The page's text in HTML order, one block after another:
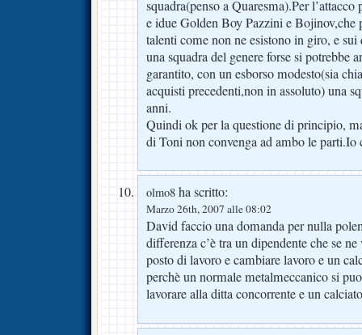
squadra(penso a Quaresma).Per
e idue Golden Boy Pazzini e Bojinov,che
talenti come non ne esistono in giro, e
una squadra del genere forse si potrebbe
garantito, con un esborso modesto(sia
acquisti precedenti,non in assoluto) una
anni.
Quindi ok per la questione di principio,
di Toni non convenga ad ambo le parti.Io
olmo8 ha scritto:
Marzo 26th, 2007 alle 08:02
David faccio una domanda per nulla
differenza c’è tra un dipendente che se
posto di lavoro e cambiare lavoro e un
perchè un normale metalmeccanico si
lavorare alla ditta concorrente e un